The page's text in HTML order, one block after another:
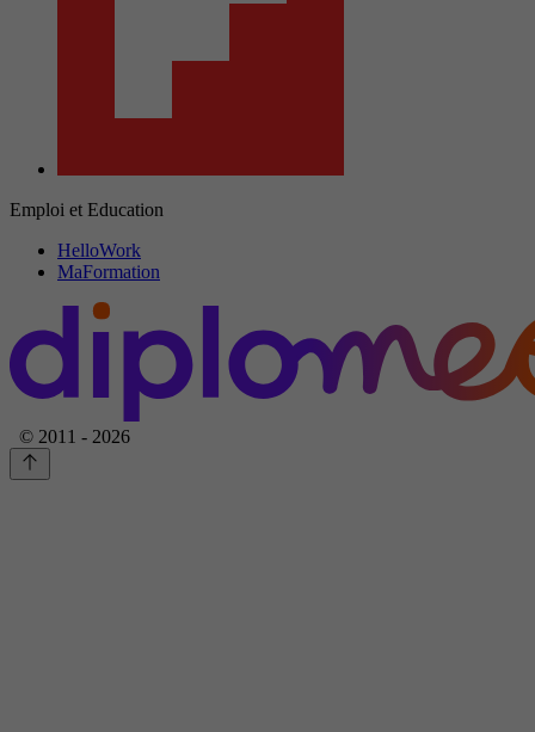
Emploi et Education
HelloWork
MaFormation
© 2011 - 2026